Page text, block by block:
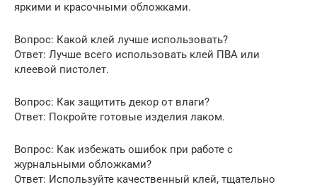
яркими и красочными обложками.
Вопрос: Какой клей лучше использовать?
Ответ: Лучше всего использовать клей ПВА или
клеевой пистолет.
Вопрос: Как защитить декор от влаги?
Ответ: Покройте готовые изделия лаком.
Вопрос: Как избежать ошибок при работе с
журнальными обложками?
Ответ: Используйте качественный клей, тщательно